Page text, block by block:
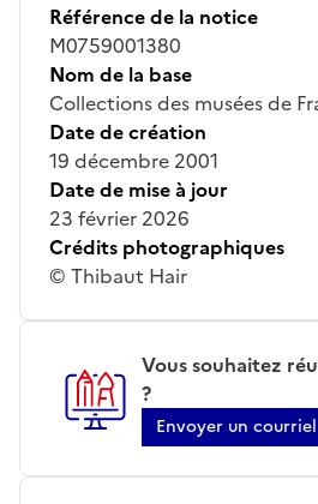
Référence de la notice
M0759001380
Nom de la base
Collections des musées de
Date de création
19 décembre 2001
Date de mise à jour
23 février 2026
Crédits photographiques
© Thibaut Hair
Vous souhaitez
?
Envoyer un courriel